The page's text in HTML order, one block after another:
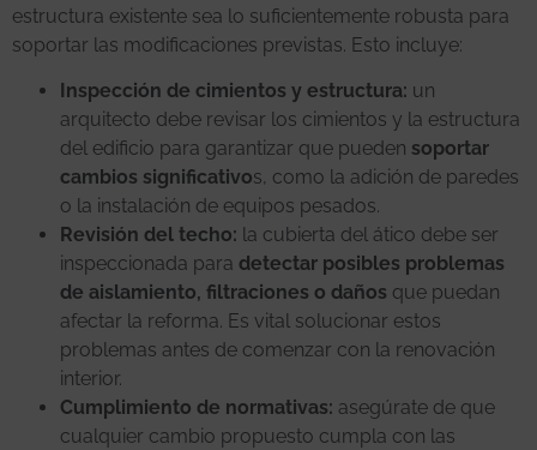
estructura existente sea lo suficientemente robusta para
soportar las modificaciones previstas. Esto incluye:
Inspección de cimientos y estructura: un
arquitecto debe revisar los cimientos y la estructura
del edificio para garantizar que pueden soportar
cambios significativos, como la adición de paredes
o la instalación de equipos pesados.
Revisión del techo: la cubierta del ático debe ser
inspeccionada para detectar posibles problemas
de aislamiento, filtraciones o daños que puedan
afectar la reforma. Es vital solucionar estos
problemas antes de comenzar con la renovación
interior.
Cumplimiento de normativas: asegúrate de que
cualquier cambio propuesto cumpla con las